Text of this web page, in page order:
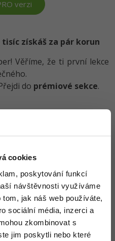
cookies
poskytování funkcí
návštěvnosti využíváme
jak náš web používáte,
sociální média, inzerci a
zkombinovat s
jim poskytli nebo které
verzi
získáš za pár korun
Věříme, že ti první lekce
do prémiové sekce.
dostaneš?
dle způsobu pořízení.
IT.
získat vysněnou a
.